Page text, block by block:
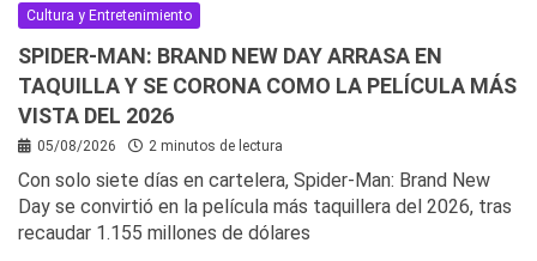
Cultura y Entretenimiento
SPIDER-MAN: BRAND NEW DAY ARRASA EN
TAQUILLA Y SE CORONA COMO LA PELÍCULA MÁS
VISTA DEL 2026
05/08/2026 2 minutos de lectura
Con solo siete días en cartelera, Spider-Man: Brand New
Day se convirtió en la película más taquillera del 2026, tras
recaudar 1.155 millones de dólares